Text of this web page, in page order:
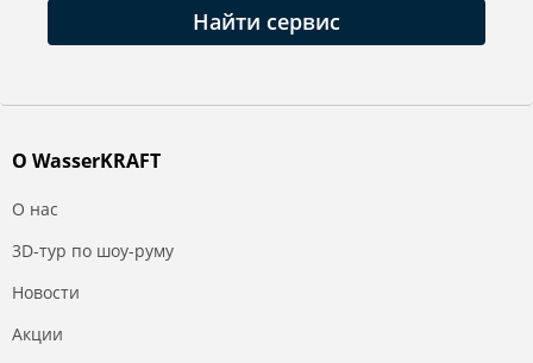
Найти сервис
О WasserKRAFT
О нас
3D-тур по шоу-руму
Новости
Акции